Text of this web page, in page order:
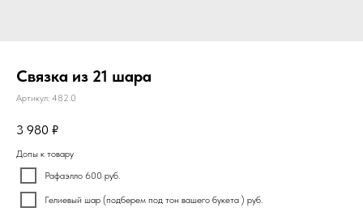
Связка из 21 шара
Артикул: 482.0
3 980 ₽
Допы к товару
Рафаэлло 600 руб.
Гелиевый шар (подберем под тон вашего букета ) руб.